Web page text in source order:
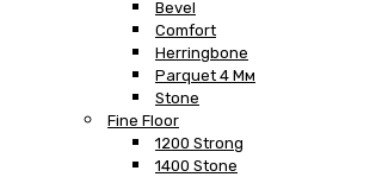
Bevel
Comfort
Herringbone
Parquet 4 Мм
Stone
Fine Floor
1200 Strong
1400 Stone